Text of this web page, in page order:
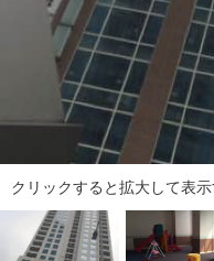
タ
クリックすると拡大して表示